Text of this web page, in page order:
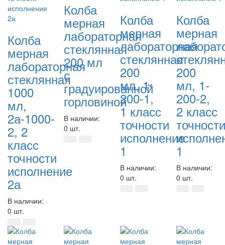
Колба
мерная
лабораторная
стеклянная
1000
мл,
2а-1000-
2, 2
класс
точности
исполнение
2а
В наличии:
0 шт.
Колба
мерная
лабораторная
стеклянная
200 мл
с
градуированной
горловиной
В наличии:
0 шт.
Колба
мерная
лабораторная
стеклянная
200
мл, 1-
200-1,
1 класс
точности
исполнение
1
В наличии:
0 шт.
Колба
мерная
200
мл, 1-
200-2,
2 класс
точности
1
В наличии:
0 шт.